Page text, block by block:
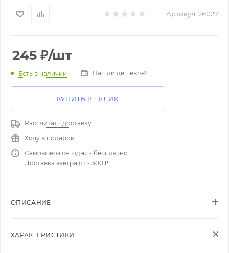
Артикул: 26027
245 ₽/шт
Есть в наличии Нашли дешевле?
КУПИТЬ В 1 КЛИК
Рассчитать доставку
Хочу в подарок
Самовывоз сегодня - бесплатно
Доставка завтра от - 300 ₽
ОПИСАНИЕ
ХАРАКТЕРИСТИКИ